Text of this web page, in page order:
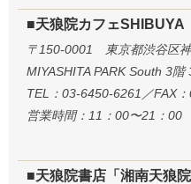
■天狼院カフェSHIBUYA
〒150-0001 東京都渋谷区
MIYASHITA PARK South 3階
TEL：03-6450-6261／FAX
営業時間：11：00〜21：00
■天狼院書店「湘南天狼院